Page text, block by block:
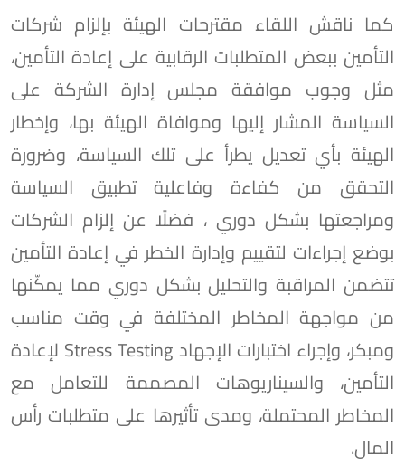
كما ناقش اللقاء مقترحات الهيئة بإلزام شركات
التأمين ببعض المتطلبات الرقابية على إعادة التأمين،
مثل وجوب موافقة مجلس إدارة الشركة على
السياسة المشار إليها وموافاة الهيئة بها، وإخطار
الهيئة بأي تعديل يطرأ على تلك السياسة، وضرورة
التحقق من كفاءة وفاعلية تطبيق السياسة
ومراجعتها بشكل دوري ، فضلًا عن إلزام الشركات
بوضع إجراءات لتقييم وإدارة الخطر في إعادة التأمين
تتضمن المراقبة والتحليل بشكل دوري مما يمكّنها
من مواجهة المخاطر المختلفة في وقت مناسب
ومبكر، وإجراء اختبارات الإجهاد Stress Testing لإعادة
التأمين، والسيناريوهات المصممة للتعامل مع
المخاطر المحتملة، ومدى تأثيرها على متطلبات رأس
المال.